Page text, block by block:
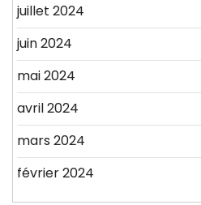
juillet 2024
juin 2024
mai 2024
avril 2024
mars 2024
février 2024